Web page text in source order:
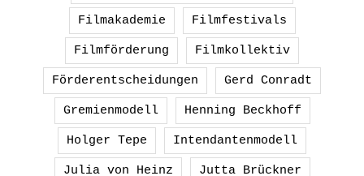
Filmakademie Filmfestivals
Filmförderung Filmkollektiv
Förderentscheidungen Gerd Conradt
Gremienmodell Henning Beckhoff
Holger Tepe Intendantenmodell
Julia von Heinz Jutta Brückner